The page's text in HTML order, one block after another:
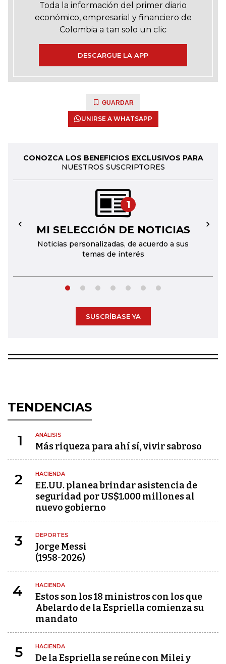
Toda la información del primer diario
económico, empresarial y financiero de
Colombia a tan solo un clic
DESCARGUE LA APP
GUARDAR
UNIRSE A WHATSAPP
CONOZCA LOS BENEFICIOS EXCLUSIVOS PARA
NUESTROS SUSCRIPTORES
1
MI SELECCIÓN DE NOTICIAS
Noticias personalizadas, de acuerdo a sus
temas de interés
← →
SUSCRÍBASE YA
TENDENCIAS
1 ANÁLISIS
Más riqueza para ahí sí, vivir sabroso
2 HACIENDA
EE.UU. planea brindar asistencia de
seguridad por US$1.000 millones al
nuevo gobierno
3 DEPORTES
Jorge Messi
(1958-2026)
4 HACIENDA
Estos son los 18 ministros con los que
Abelardo de la Espriella comienza su
mandato
5 HACIENDA
De la Espriella se reúne con Milei y